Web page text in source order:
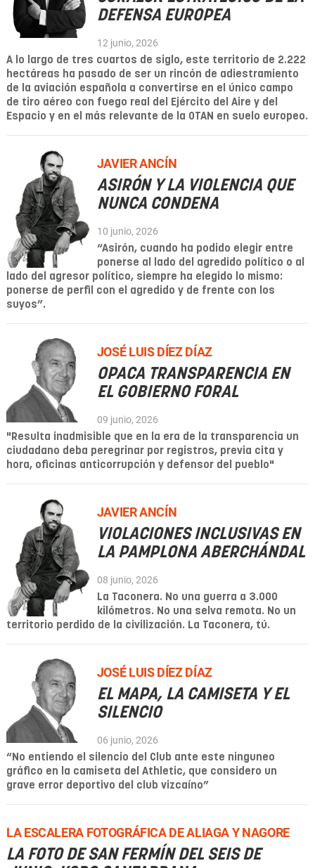
DEFENSA EUROPEA
12 junio, 2026
A lo largo de tres cuartos de siglo, este territorio de 2.222
hectáreas ha pasado de ser un rincón de adiestramiento
de la aviación española a convertirse en el único campo
de tiro aéreo con fuego real del Ejército del Aire y del
Espacio y en el más relevante de la OTAN en suelo europeo.
JAVIER ANCÍN
ASIRÓN Y LA VIOLENCIA QUE
NUNCA CONDENA
10 junio, 2026
“Asirón, cuando ha podido elegir entre
ponerse al lado del agredido político o al
lado del agresor político, siempre ha elegido lo mismo:
ponerse de perfil con el agredido y de frente con los
suyos”.
JOSÉ LUIS DÍEZ DÍAZ
OPACA TRANSPARENCIA EN
EL GOBIERNO FORAL
09 junio, 2026
"Resulta inadmisible que en la era de la transparencia un
ciudadano deba peregrinar por registros, previa cita y
hora, oficinas anticorrupción y defensor del pueblo"
JAVIER ANCÍN
VIOLACIONES INCLUSIVAS EN
LA PAMPLONA ABERCHÁNDAL
08 junio, 2026
La Taconera. No una guerra a 3.000
kilómetros. No una selva remota. No un
territorio perdido de la civilización. La Taconera, tú.
JOSÉ LUIS DÍEZ DÍAZ
EL MAPA, LA CAMISETA Y EL
SILENCIO
06 junio, 2026
“No entiendo el silencio del Club ante este ninguneo
gráfico en la camiseta del Athletic, que considero un
grave error deportivo del club vizcaíno”
LA ESCALERA FOTOGRÁFICA DE ALIAGA Y NAGORE
LA FOTO DE SAN FERMÍN DEL SEIS DE